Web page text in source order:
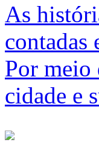
As
contadas
Por meio
cidade e